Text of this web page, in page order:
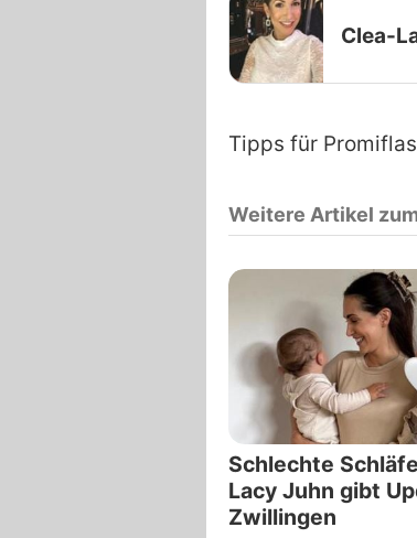
Clea-
Tipps für
Weitere Artikel
Schlechte
Lacy Juhn gibt
Zwillingen